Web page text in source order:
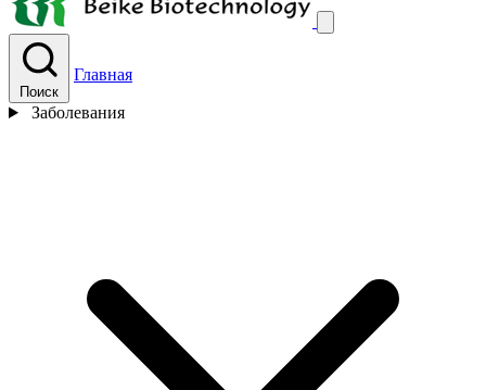
Поиск
Главная
Заболевания